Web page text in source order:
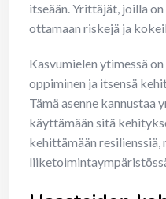
itseään. Yrittäjät, joilla
ottamaan riskejä ja
Kasvumielen ytimessä
oppiminen ja itsensä
Tämä asenne
käyttämään sitä
kehittämään resilienssiä,